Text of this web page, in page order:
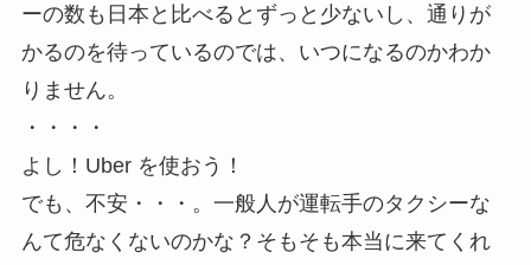
ーの数も日本と比べるとずっと少ないし、通りが
かるのを待っているのでは、いつになるのかわか
りません。
・・・・
よし！Uber を使おう！
でも、不安・・・。一般人が運転手のタクシーな
んて危なくないのかな？そもそも本当に来てくれ